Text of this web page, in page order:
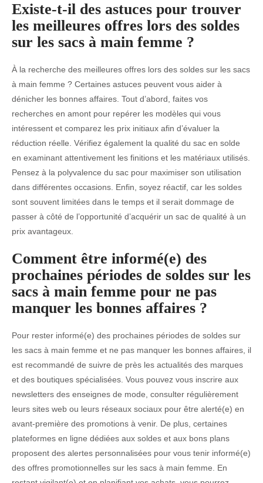
Existe-t-il des astuces pour trouver
les meilleures offres lors des soldes
sur les sacs à main femme ?
À la recherche des meilleures offres lors des soldes sur les sacs
à main femme ? Certaines astuces peuvent vous aider à
dénicher les bonnes affaires. Tout d’abord, faites vos
recherches en amont pour repérer les modèles qui vous
intéressent et comparez les prix initiaux afin d’évaluer la
réduction réelle. Vérifiez également la qualité du sac en solde
en examinant attentivement les finitions et les matériaux utilisés.
Pensez à la polyvalence du sac pour maximiser son utilisation
dans différentes occasions. Enfin, soyez réactif, car les soldes
sont souvent limitées dans le temps et il serait dommage de
passer à côté de l’opportunité d’acquérir un sac de qualité à un
prix avantageux.
Comment être informé(e) des
prochaines périodes de soldes sur les
sacs à main femme pour ne pas
manquer les bonnes affaires ?
Pour rester informé(e) des prochaines périodes de soldes sur
les sacs à main femme et ne pas manquer les bonnes affaires, il
est recommandé de suivre de près les actualités des marques
et des boutiques spécialisées. Vous pouvez vous inscrire aux
newsletters des enseignes de mode, consulter régulièrement
leurs sites web ou leurs réseaux sociaux pour être alerté(e) en
avant-première des promotions à venir. De plus, certaines
plateformes en ligne dédiées aux soldes et aux bons plans
proposent des alertes personnalisées pour vous tenir informé(e)
des offres promotionnelles sur les sacs à main femme. En